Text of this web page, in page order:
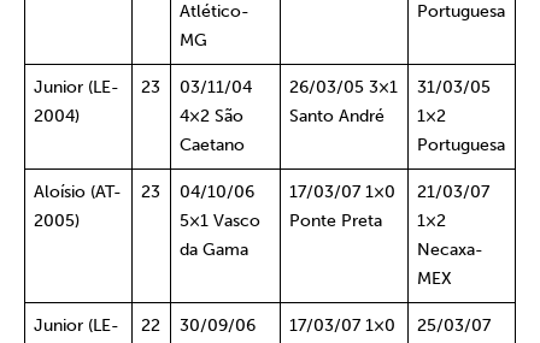
Atlético-
MG
Portuguesa
Junior (LE-
2004)
23
03/11/04
4×2 São
Caetano
26/03/05 3×1
Santo André
31/03/05
1×2
Portuguesa
Aloísio (AT-
2005)
23
04/10/06
5×1 Vasco
da Gama
17/03/07 1×0
Ponte Preta
21/03/07
1×2
Necaxa-
MEX
Junior (LE-
22
30/09/06
17/03/07 1×0
25/03/07